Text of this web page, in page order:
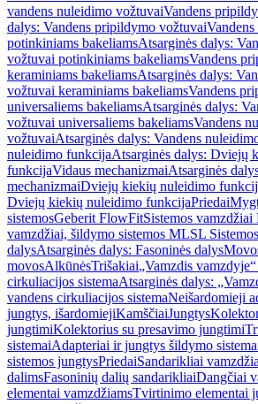
vandens nuleidimo vožtuvaiVandens
dalys: Vandens pripildymo vožtuvai
potinkiniams bakeliamsAtsarginės dalys:
vožtuvai potinkiniams bakeliamsVandens
keraminiams bakeliamsAtsarginės dalys:
vožtuvai keraminiams bakeliamsVandens
universaliems bakeliamsAtsarginės dalys:
vožtuvai universaliems bakeliamsVandens
vožtuvaiAtsarginės dalys: Vandens
nuleidimo funkcijaAtsarginės dalys: Dviejų
funkcijaVidaus mechanizmaiAtsarginės
mechanizmaiDviejų kiekių nuleidimo
Dviejų kiekių nuleidimo funkcijaPriedai
sistemosGeberit FlowFitSistemos
vamzdžiai, šildymo sistemos MLSL
dalysAtsarginės dalys: Fasoninės dalys
movosAlkūnėsTrišakiai„Vamzdis
cirkuliacijos sistemaAtsarginės dalys:
vandens cirkuliacijos sistemaNeišardomieji
jungtys, išardomiejiKamščiaiJungtys
jungtimiKolektorius su presavimo jungtimi
sistemaiAdapteriai ir jungtys šildymo
sistemos jungtysPriedaiSandarikliai
dalimsFasoninių dalių sandarikliaiDangčiai
elementai vamzdžiamsTvirtinimo elementai